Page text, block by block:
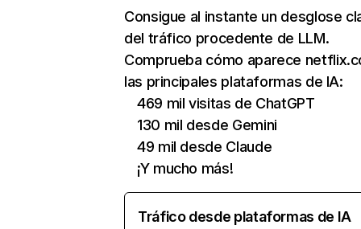
Consigue al instante un desglose
del tráfico procedente de LLM.
Comprueba cómo aparece
las principales plataformas de IA:
469 mil visitas de ChatGPT
130 mil desde Gemini
49 mil desde Claude
¡Y mucho más!
Tráfico desde plataformas de IA